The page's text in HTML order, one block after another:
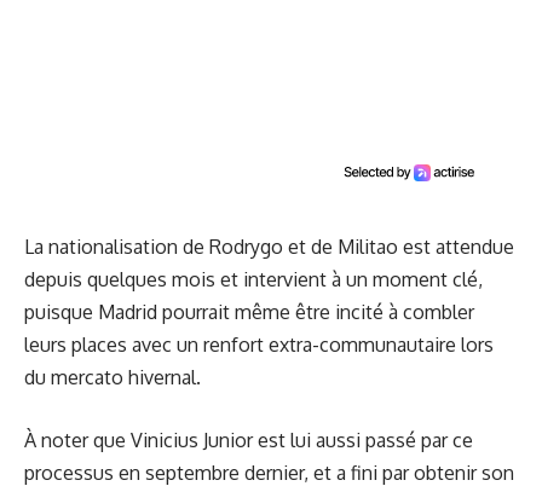
La nationalisation de Rodrygo et de Militao est attendue
depuis quelques mois et intervient à un moment clé,
puisque Madrid pourrait même être incité à combler
leurs places avec un renfort extra-communautaire lors
du mercato hivernal.
À noter que Vinicius Juniorest lui aussi passé par ce
processus en septembre dernier, et a fini par obtenir son